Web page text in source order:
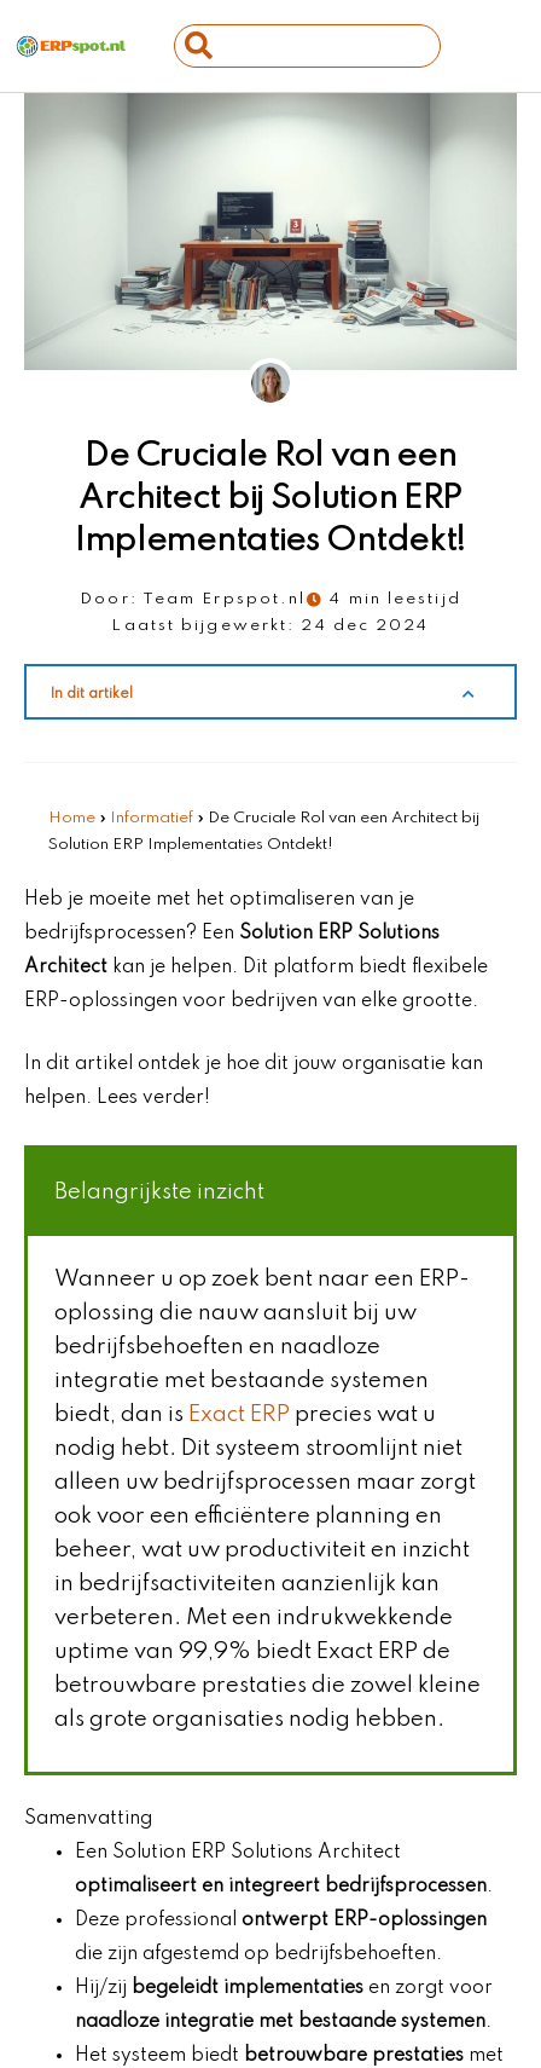
naar
inhoud
Search
...
De Cruciale Rol van een
Architect bij Solution ERP
Implementaties Ontdekt!
Door: Team Erpspot.nl
4 min leestijd
Laatst bijgewerkt:
24 dec 2024
In dit artikel
Home » Informatief » De Cruciale Rol van een Architect bij
Solution ERP Implementaties Ontdekt!
Heb je moeite met het optimaliseren van je
bedrijfsprocessen? Een Solution ERP Solutions
Architect kan je helpen. Dit platform biedt flexibele
ERP-oplossingen voor bedrijven van elke grootte.
In dit artikel ontdek je hoe dit jouw organisatie kan
helpen. Lees verder!
Belangrijkste inzicht
Wanneer u op zoek bent naar een ERP-
oplossing die nauw aansluit bij uw
bedrijfsbehoeften en naadloze
integratie met bestaande systemen
biedt, dan is Exact ERP precies wat u
nodig hebt. Dit systeem stroomlijnt niet
alleen uw bedrijfsprocessen maar zorgt
ook voor een efficiëntere planning en
beheer, wat uw productiviteit en inzicht
in bedrijfsactiviteiten aanzienlijk kan
verbeteren. Met een indrukwekkende
uptime van 99,9% biedt Exact ERP de
betrouwbare prestaties die zowel kleine
als grote organisaties nodig hebben.
Samenvatting
Een Solution ERP Solutions Architect
optimaliseert en integreert bedrijfsprocessen.
Deze professional ontwerpt ERP-oplossingen
die zijn afgestemd op bedrijfsbehoeften.
Hij/zij begeleidt implementaties en zorgt voor
naadloze integratie met bestaande systemen.
Het systeem biedt betrouwbare prestaties met